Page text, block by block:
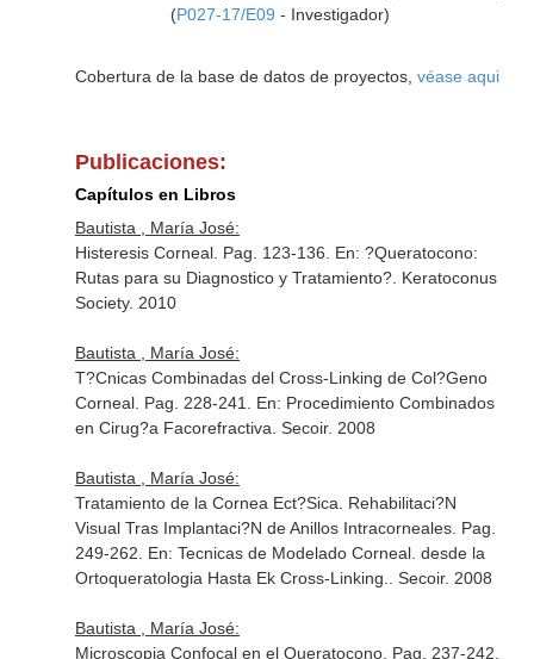
(P027-17/E09 - Investigador)
Cobertura de la base de datos de proyectos, véase aqui
Publicaciones:
Capítulos en Libros
Bautista , María José:
Histeresis Corneal. Pag. 123-136. En: ?Queratocono:
Rutas para su Diagnostico y Tratamiento?. Keratoconus
Society. 2010
Bautista , María José:
T?Cnicas Combinadas del Cross-Linking de Col?Geno
Corneal. Pag. 228-241. En: Procedimiento Combinados
en Cirug?a Facorefractiva . Secoir. 2008
Bautista , María José:
Tratamiento de la Cornea Ect?Sica. Rehabilitaci?N
Visual Tras Implantaci?N de Anillos Intracorneales. Pag.
249-262. En: Tecnicas de Modelado Corneal. desde la
Ortoqueratologia Hasta Ek Cross-Linking.
. Secoir. 2008
Bautista , María José:
Microscopia Confocal en el Queratocono. Pag. 237-242.